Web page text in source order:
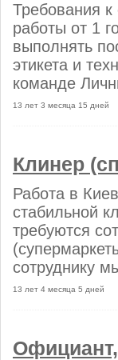
Требования
работы от 1
выполнять
этикета и
команде
13 лет 3 месяца 15 дней
Клинер
Работа в
стабильной
требуются
сотруднику
13 лет 4 месяца 5 дней